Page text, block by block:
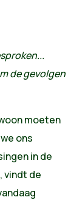
de gevolgen
moeten
ons
in de
vindt de